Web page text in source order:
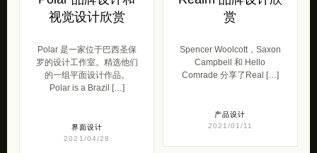
视觉设计欣赏
Polar 是一家位于巴西圣保
罗的设计工作室。精选他们
的一组平面设计作品。
Polar is a Brazil […]
界面设计
2021/04/28
赏
Spencer Woolcott，Saxon
Campbell 和 Hello
Comrade 分享了Real […]
产品设计
2021/01/11